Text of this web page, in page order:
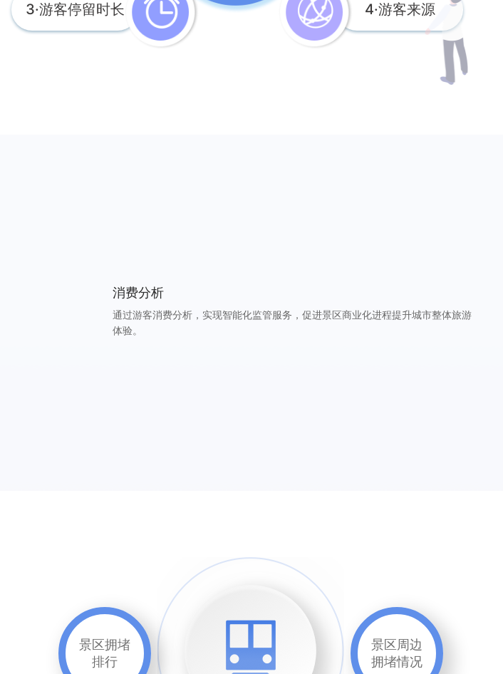
3·游客停留时长 4·游客来源
消费分析
通过游客消费分析，实现智能化监管服务，促进景区商业化进程提升城市整体旅游
体验。
景区拥堵
排行
景区周边
拥堵情况